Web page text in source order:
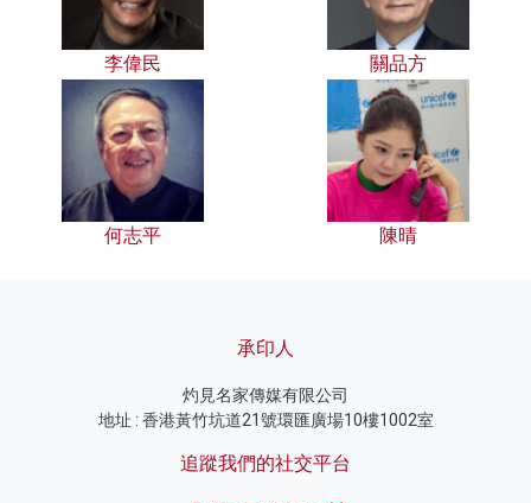
李偉民 關品方
何志平 陳晴
承印人
灼見名家傳媒有限公司
地址 : 香港黃竹坑道21號環匯廣場10樓1002室
追蹤我們的社交平台